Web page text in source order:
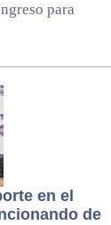
para
en el
de